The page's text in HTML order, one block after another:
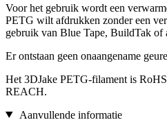
Voor het gebruik wordt een
PETG wilt afdrukken zonder een
gebruik van Blue Tape, BuildTak of
Er ontstaan geen onaangename
Het 3DJake PETG-filament is
REACH.
Aanvullende informatie